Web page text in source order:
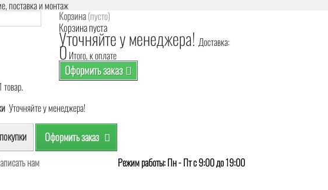
поставка и монтаж
Корзина(пусто)
Корзина пуста
Уточняйте у менеджера! Доставка:
0 Итого, к оплате
Оформить заказ
Уточняйте у менеджера!
Оформить заказ
нам
Режим работы: Пн - Пт с 9:00 до 19:00